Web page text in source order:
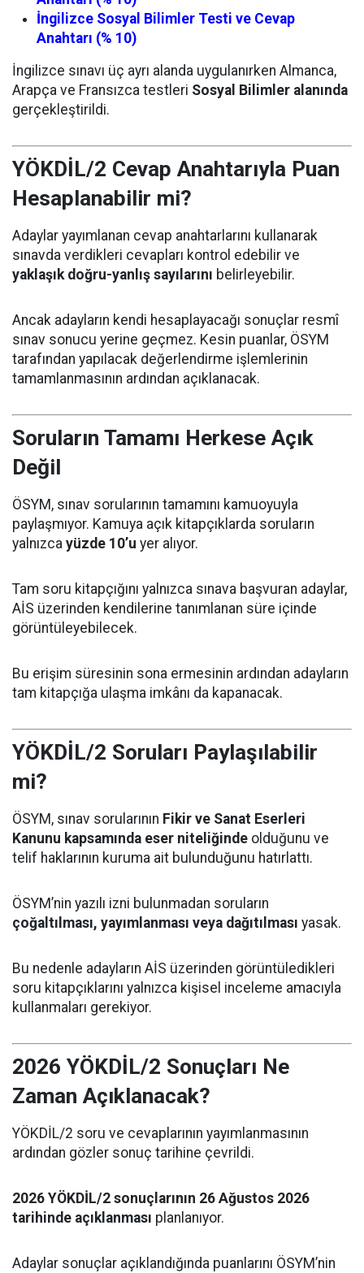
İngilizce Sosyal Bilimler Testi ve Cevap
Anahtarı (% 10)
İngilizce sınavı üç ayrı alanda uygulanırken Almanca,
Arapça ve Fransızca testleri Sosyal Bilimler alanında
gerçekleştirildi.
YÖKDİL/2 Cevap Anahtarıyla Puan
Hesaplanabilir mi?
Adaylar yayımlanan cevap anahtarlarını kullanarak
sınavda verdikleri cevapları kontrol edebilir ve
yaklaşık doğru-yanlış sayılarını belirleyebilir.
Ancak adayların kendi hesaplayacağı sonuçlar resmî
sınav sonucu yerine geçmez. Kesin puanlar, ÖSYM
tarafından yapılacak değerlendirme işlemlerinin
tamamlanmasının ardından açıklanacak.
Soruların Tamamı Herkese Açık
Değil
ÖSYM, sınav sorularının tamamını kamuoyuyla
paylaşmıyor. Kamuya açık kitapçıklarda soruların
yalnızca yüzde 10’u yer alıyor.
Tam soru kitapçığını yalnızca sınava başvuran adaylar,
AİS üzerinden kendilerine tanımlanan süre içinde
görüntüleyebilecek.
Bu erişim süresinin sona ermesinin ardından adayların
tam kitapçığa ulaşma imkânı da kapanacak.
YÖKDİL/2 Soruları Paylaşılabilir
mi?
ÖSYM, sınav sorularının Fikir ve Sanat Eserleri
Kanunu kapsamında eser niteliğinde olduğunu ve
telif haklarının kuruma ait bulunduğunu hatırlattı.
ÖSYM’nin yazılı izni bulunmadan soruların
çoğaltılması, yayımlanması veya dağıtılması yasak.
Bu nedenle adayların AİS üzerinden görüntüledikleri
soru kitapçıklarını yalnızca kişisel inceleme amacıyla
kullanmaları gerekiyor.
2026 YÖKDİL/2 Sonuçları Ne
Zaman Açıklanacak?
YÖKDİL/2 soru ve cevaplarının yayımlanmasının
ardından gözler sonuç tarihine çevrildi.
2026 YÖKDİL/2 sonuçlarının 26 Ağustos 2026
tarihinde açıklanması planlanıyor.
Adaylar sonuçlar açıklandığında puanlarını ÖSYM’nin